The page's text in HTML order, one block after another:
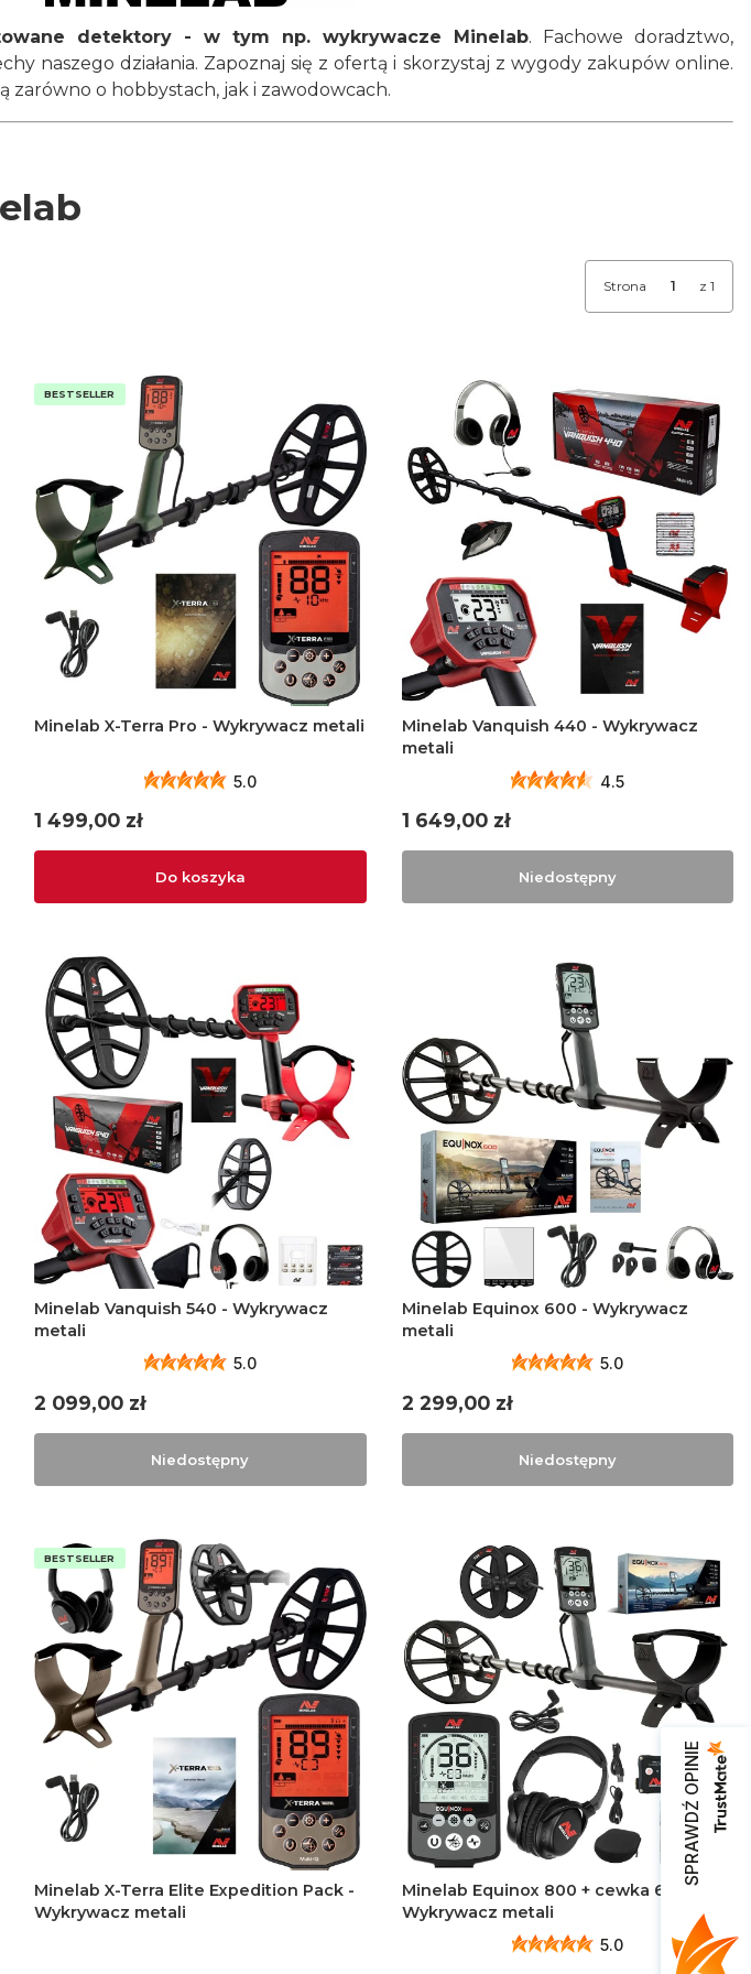
detektory - w tym np. wykrywacze Minelab. Fachowe doradztwo,
naszego działania. Zapoznaj się z ofertą i skorzystaj z wygody zakupów online.
zarówno o hobbystach, jak i zawodowcach.
Strona z 1
BESTSELLER
Minelab X-Terra Pro - Wykrywacz metali
5.0
Cena
1 499,00 zł
Do koszyka
Minelab Vanquish 440 - Wykrywacz
metali
4.5
Cena
1 649,00 zł
Niedostępny
Minelab Vanquish 540 - Wykrywacz
metali
5.0
Cena
2 099,00 zł
Niedostępny
Minelab Equinox 600 - Wykrywacz
metali
5.0
Cena
2 299,00 zł
Niedostępny
BESTSELLER
Minelab X-Terra Elite Expedition Pack -
Wykrywacz metali
Minelab Equinox 800 + cewka 6 cali -
Wykrywacz metali
5.0
SPRAWDŹ OPINIE